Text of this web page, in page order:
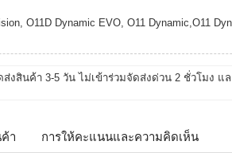
O11D Dynamic EVO, O11 Dynamic,O11
ส่งสินค้า 3-5 วัน ไม่เข้าร่วมจัดส่งด่วน 2 ชั่วโมง แ
า การให้คะแนนและความคิดเห็น